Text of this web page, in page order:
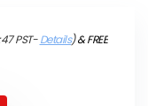
PST-Details)&FREE